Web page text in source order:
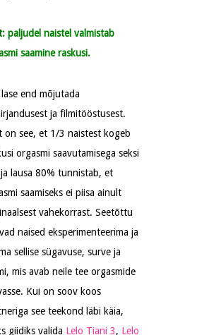
paljudel naistel valmistab
saamine raskusi.
end mõjutada
ja filmitööstusest.
on see, et 1/3 naistest kogeb
orgasmi saavutamisega seksi
lausa 80% tunnistab, et
saamiseks ei piisa ainult
vahekorrast. Seetõttu
naised eksperimenteerima ja
sellise sügavuse, surve ja
mis avab neile tee orgasmide
Kui on soov koos
see teekond läbi käia,
giidiks valida Lelo Tiani 3, Lelo